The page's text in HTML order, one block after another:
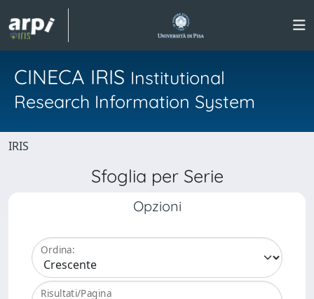
CINECA IRIS Institutional
Research Information System
IRIS
Sfoglia per Serie
Opzioni
Ordina:
Risultati/Pagina